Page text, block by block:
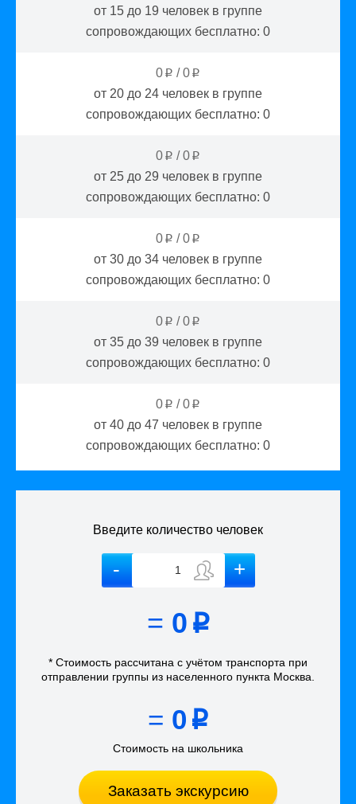
от 15 до 19 человек в группе
сопровождающих бесплатно: 0
0 p /0 p
от 20 до 24 человек в группе
сопровождающих бесплатно: 0
0 p /0 p
от 25 до 29 человек в группе
сопровождающих бесплатно: 0
0 p /0 p
от 30 до 34 человек в группе
сопровождающих бесплатно: 0
0 p /0 p
от 35 до 39 человек в группе
сопровождающих бесплатно: 0
0 p /0 p
от 40 до 47 человек в группе
сопровождающих бесплатно: 0
Введите количество человек
= 0 p
* Стоимость рассчитана с учётом транспорта при
отправлении группы из населенного пункта Москва
= 0 p
Стоимость на школьника
Заказать экскурсию